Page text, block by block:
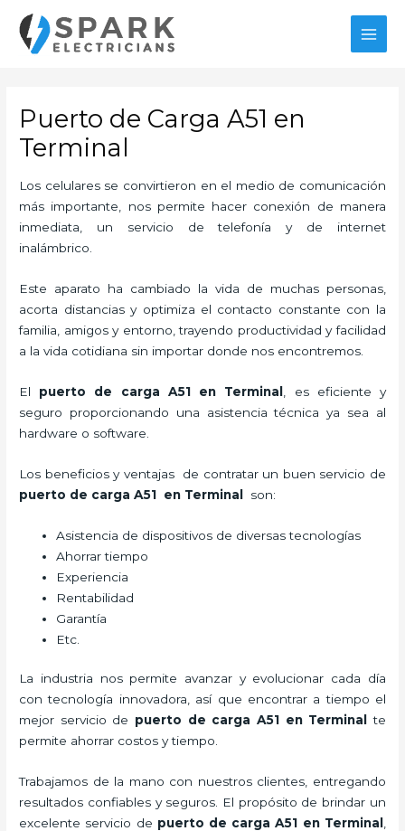
contenido
Puerto de Carga A51 en
Terminal
Los celulares se convirtieron en el medio de comunicación
más importante, nos permite hacer conexión de manera
inmediata, un servicio de telefonía y de internet
inalámbrico.
Este aparato ha cambiado la vida de muchas personas,
acorta distancias y optimiza el contacto constante con la
familia, amigos y entorno, trayendo productividad y facilidad
a la vida cotidiana sin importar donde nos encontremos.
El puerto de carga A51 en Terminal
, es eficiente y
seguro proporcionando una asistencia técnica ya sea al
hardware o software.
Los beneficios y ventajas de contratar un buen servicio de
puerto de carga A51 en Terminal son:
Asistencia de dispositivos de diversas tecnologías
Ahorrar tiempo
Experiencia
Rentabilidad
Garantía
Etc.
La industria nos permite avanzar y evolucionar cada día
con tecnología innovadora, así que encontrar a tiempo el
mejor servicio de puerto de carga A51 en Terminal
te
permite ahorrar costos y tiempo.
Trabajamos de la mano con nuestros clientes, entregando
resultados confiables y seguros. El propósito de brindar un
excelente servicio de puerto de carga A51 en Terminal